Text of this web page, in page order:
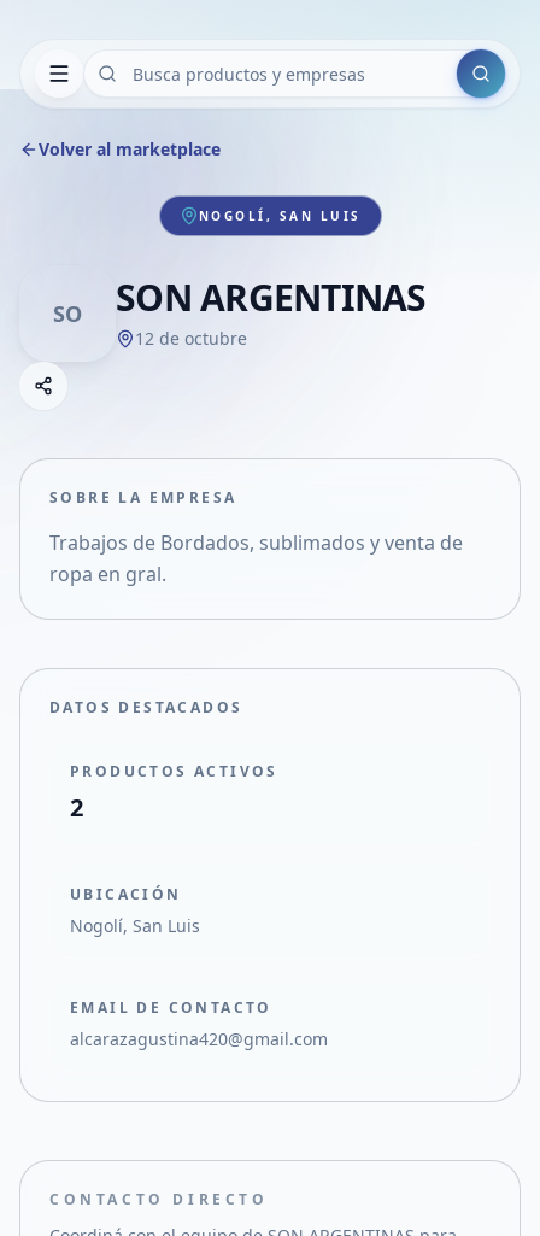
Buscar
Volver al marketplace
NOGOLÍ, SAN LUIS
SO SON ARGENTINAS
12 de octubre
Compartir empresa
Compartir en X
SOBRE LA EMPRESA
Trabajos de Bordados, sublimados y venta de
ropa en gral.
DATOS DESTACADOS
PRODUCTOS ACTIVOS
2
UBICACIÓN
Nogolí, San Luis
EMAIL DE CONTACTO
alcarazagustina420@gmail.com
CONTACTO DIRECTO